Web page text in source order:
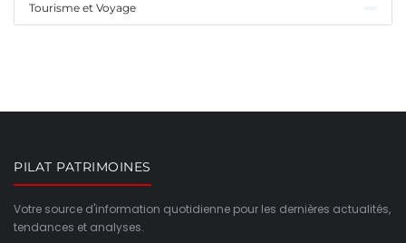
Tourisme et Voyage
PILAT PATRIMOINES
Votre source d'information quotidienne pour les dernières actualités,
tendances et analyses.